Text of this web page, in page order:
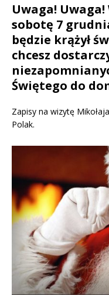
Uwaga!
sobotę 7
będzie krążył
chcesz
Świętego do
Zapisy na wizytę
Polak.